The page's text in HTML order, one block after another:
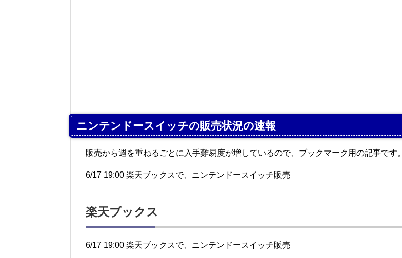
ニンテンドースイッチの販売状況の速報
販売から週を重ねるごとに入手難易度が増しているので、ブックマーク用の記事です。
6/17 19:00 楽天ブックスで、ニンテンドースイッチ販売
楽天ブックス
6/17 19:00 楽天ブックスで、ニンテンドースイッチ販売